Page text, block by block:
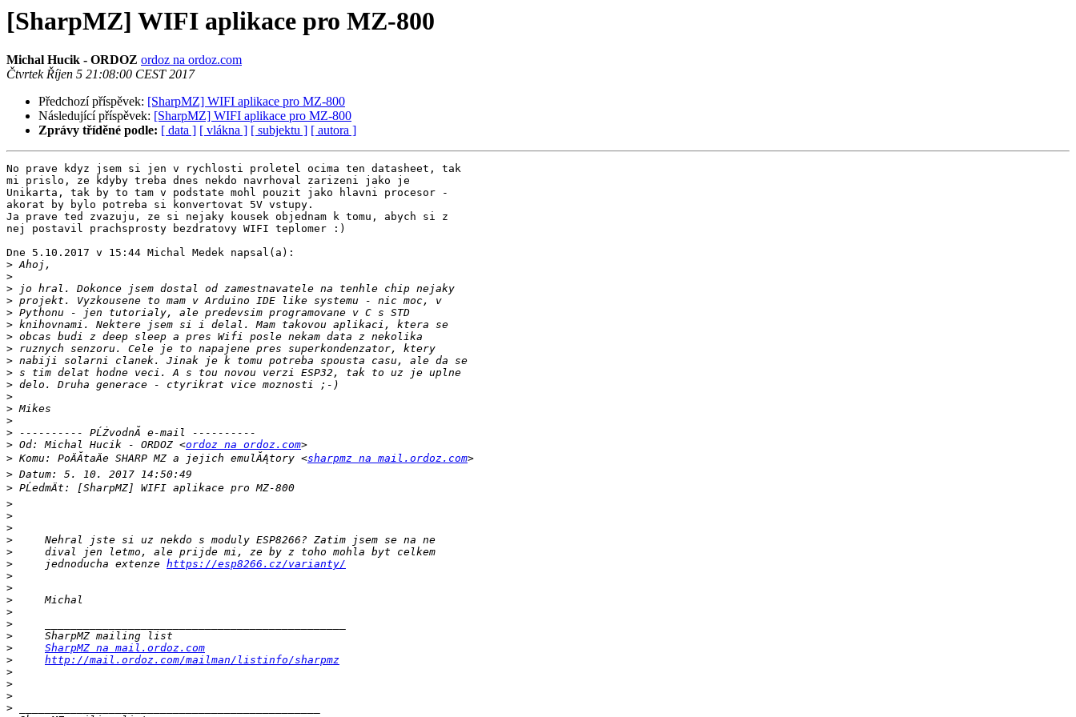
[SharpMZ] WIFI aplikace pro MZ-800
Michal Hucik - ORDOZ ordoz na ordoz.com
Čtvrtek Říjen 5 21:08:00 CEST 2017
Předchozí příspěvek: [SharpMZ] WIFI aplikace pro MZ-800
Následující příspěvek: [SharpMZ] WIFI aplikace pro MZ-800
Zprávy tříděné podle: [ data ] [ vlákna ] [ subjektu ] [ autora ]
No prave kdyz jsem si jen v rychlosti proletel ocima ten datasheet, tak
mi prislo, ze kdyby treba dnes nekdo navrhoval zarizeni jako je
Unikarta, tak by to tam v podstate mohl pouzit jako hlavni procesor -
akorat by bylo potreba si konvertovat 5V vstupy.
Ja prave ted zvazuju, ze si nejaky kousek objednam k tomu, abych si z
nej postavil prachsprosty bezdratovy WIFI teplomer :)
Dne 5.10.2017 v 15:44 Michal Medek napsal(a):
>
>
>
>
>
>
>
>
>
>
>
>
>
>
>
> Od: Michal Hucik - ORDOZ <ordoz na ordoz.com
> Komu: PoÄĂ­taÄe SHARP MZ a jejich emulĂĄtory <sharpmz na mail.ordoz.com
>
>
>
>
>
>
>
>
     jednoducha extenze
https://esp8266.cz/varianty/
>
>
>
>
>
>
>
SharpMZ na mail.ordoz.com
>
http://mail.ordoz.com/mailman/listinfo/sharpmz
>
>
>
>